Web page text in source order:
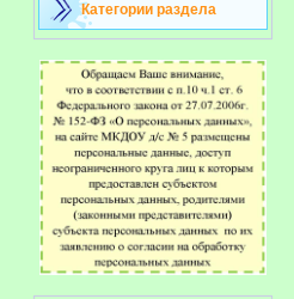
Категории раздела